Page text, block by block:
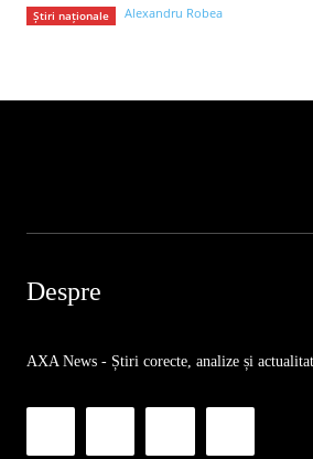
Știri naționale Alexandru Robea
Despre
AXA News - Știri corecte, analize și